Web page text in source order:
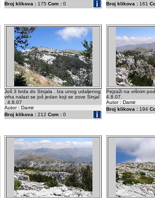
Broj klikova : 175 Com : 0
Broj klikova : 161
Još 3 brda do Sinjala . Iza unog udaljenog
vrha nalazi se još jedan koji se zove Sinjal
. 4.8.07
Autor : Damir
Broj klikova : 212 Com : 0
Pejzaži na vršnim
4.8.07.
Autor : Damir
Broj klikova : 194